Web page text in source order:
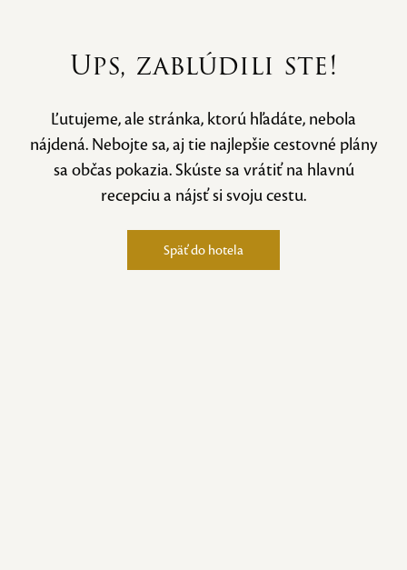
Ups, zablúdili ste!
Ľutujeme, ale stránka, ktorú hľadáte, nebola
nájdená. Nebojte sa, aj tie najlepšie cestovné plány
sa občas pokazia. Skúste sa vrátiť na hlavnú
recepciu a nájsť si svoju cestu.
Späť do hotela